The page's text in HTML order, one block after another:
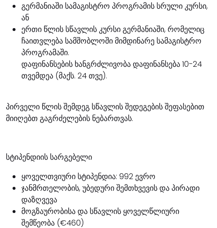
გერმანიაში სამაგისტრო პროგრამის სრული კურსი,
ან
ერთი წლის სწავლის კურსი გერმანიაში, რომელიც
ჩაითვლება სამშობლოში მიმდინარე სამაგისტრო
პროგრამაში.
დაფინანსების ხანგრძლივობა დაფინანსება 10-24
თვემდეა (მაქს. 24 თვე).
პირველი წლის შემდეგ სწავლის შედეგების შეფასებით
მიიღებთ გაგრძელების ნებართვას.
სტიპენდიის სარგებელი
ყოველთვიური სტიპენდია: 992 ევრო
ჯანმრთელობის, უბედური შემთხვევის და პირადი
დაზღვევა
მოგზაურობისა და სწავლის ყოველწლიური
შემწეობა (€460)